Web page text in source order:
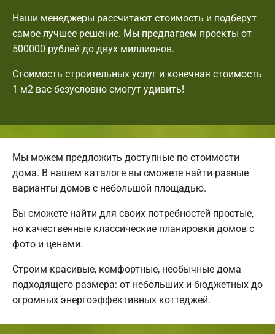
Наши менеджеры рассчитают стоимость и подберут
самое лучшее решение. Мы предлагаем проекты от
500000 рублей до двух миллионов.
Стоимость строительных услуг и конечная стоимость
1 м2 вас безусловно смогут удивить!
Мы можем предложить доступные по стоимости
дома. В нашем каталоге вы сможете найти разные
варианты домов с небольшой площадью.
Вы сможете найти для своих потребностей простые,
но качественные классические планировки домов с
фото и ценами.
Строим красивые, комфортные, необычные дома
подходящего размера: от небольших и бюджетных до
огромных энергоэффективных коттеджей.